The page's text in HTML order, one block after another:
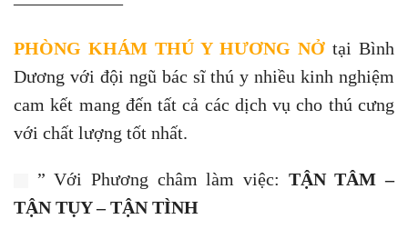
PHÒNG KHÁM THÚ Y HƯƠNG NỞ tại Bình
Dương với đội ngũ bác sĩ thú y nhiều kinh nghiệm
cam kết mang đến tất cả các dịch vụ cho thú cưng
với chất lượng tốt nhất.
” Với Phương châm làm việc: TẬN TÂM –
TẬN TỤY – TẬN TÌNH